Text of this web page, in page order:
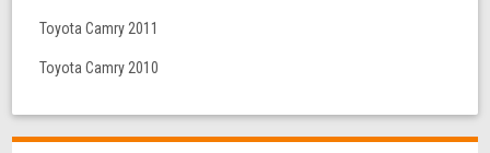
Toyota Camry 2011
Toyota Camry 2010